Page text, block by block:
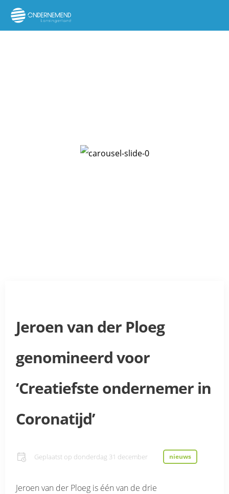
Jeroen van der Ploeg
genomineerd voor
‘Creatiefste ondernemer in
Coronatijd’
Geplaatst op donderdag 31 december nieuws
Jeroen van der Ploeg is één van de drie